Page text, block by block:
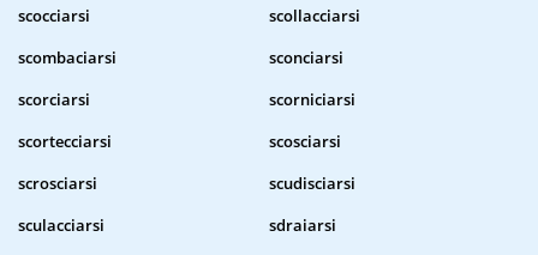
scocciarsi
scollacciarsi
scombaciarsi
sconciarsi
scorciarsi
scorniciarsi
scortecciarsi
scosciarsi
scrosciarsi
scudisciarsi
sculacciarsi
sdraiarsi